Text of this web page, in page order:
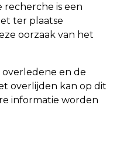
recherche is een
ter plaatse
oorzaak van het
en de
overlijden kan op dit
informatie worden